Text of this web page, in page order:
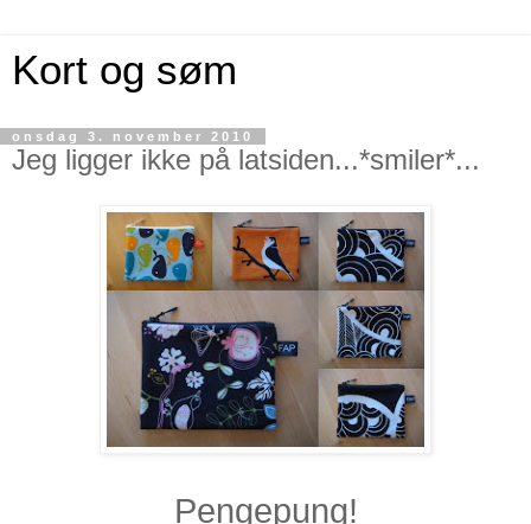
Kort og søm
onsdag 3. november 2010
Jeg ligger ikke på latsiden...*smiler*...
Pengepung!